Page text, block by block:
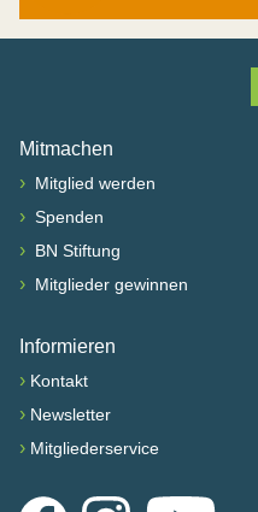
Mitmachen
› Mitglied werden
› Spenden
› BN Stiftung
› Mitglieder gewinnen
Informieren
› Kontakt
› Newsletter
› Mitgliederservice